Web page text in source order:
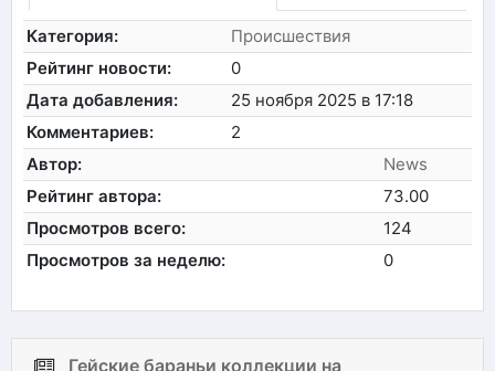
Категория:
Происшествия
Рейтинг новости:
0
Дата добавления:
25 ноября 2025 в 17:18
Комментариев:
2
Автор:
News
Рейтинг автора:
73.00
Просмотров всего:
124
Просмотров за неделю:
0
Гейские бараньи коллекции на